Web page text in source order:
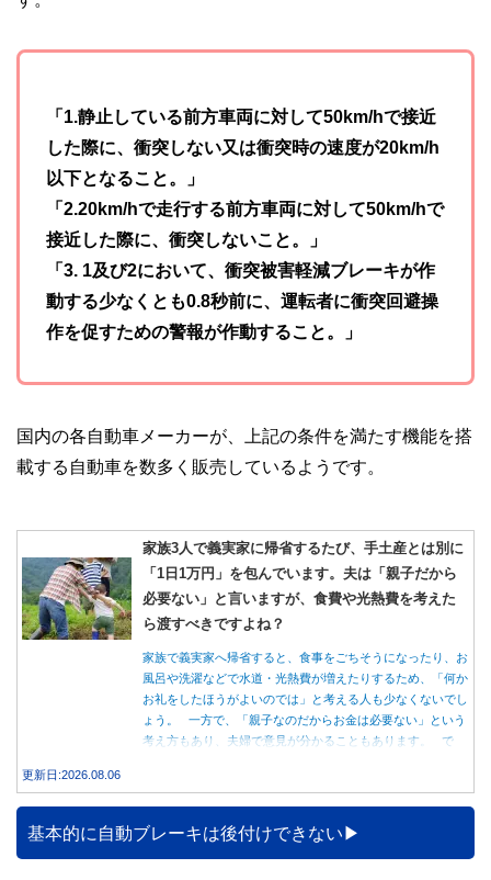
「1.静止している前方車両に対して50km/hで接近
した際に、衝突しない又は衝突時の速度が20km/h
以下となること。」
「2.20km/hで走行する前方車両に対して50km/hで
接近した際に、衝突しないこと。」
「3. 1及び2において、衝突被害軽減ブレーキが作
動する少なくとも0.8秒前に、運転者に衝突回避操
作を促すための警報が作動すること。」
国内の各自動車メーカーが、上記の条件を満たす機能を搭
載する自動車を数多く販売しているようです。
家族3人で義実家に帰省するたび、手土産とは別に
「1日1万円」を包んでいます。夫は「親子だから
必要ない」と言いますが、食費や光熱費を考えた
ら渡すべきですよね？
家族で義実家へ帰省すると、食事をごちそうになったり、お
風呂や洗濯などで水道・光熱費が増えたりするため、「何か
お礼をしたほうがよいのでは」と考える人も少なくないでし
ょう。 一方で、「親子なのだからお金は必要ない」という
考え方もあり、夫婦で意見が分かることもあります。 で
ます。
更新日:2026.08.06
基本的に自動ブレーキは後付けできない